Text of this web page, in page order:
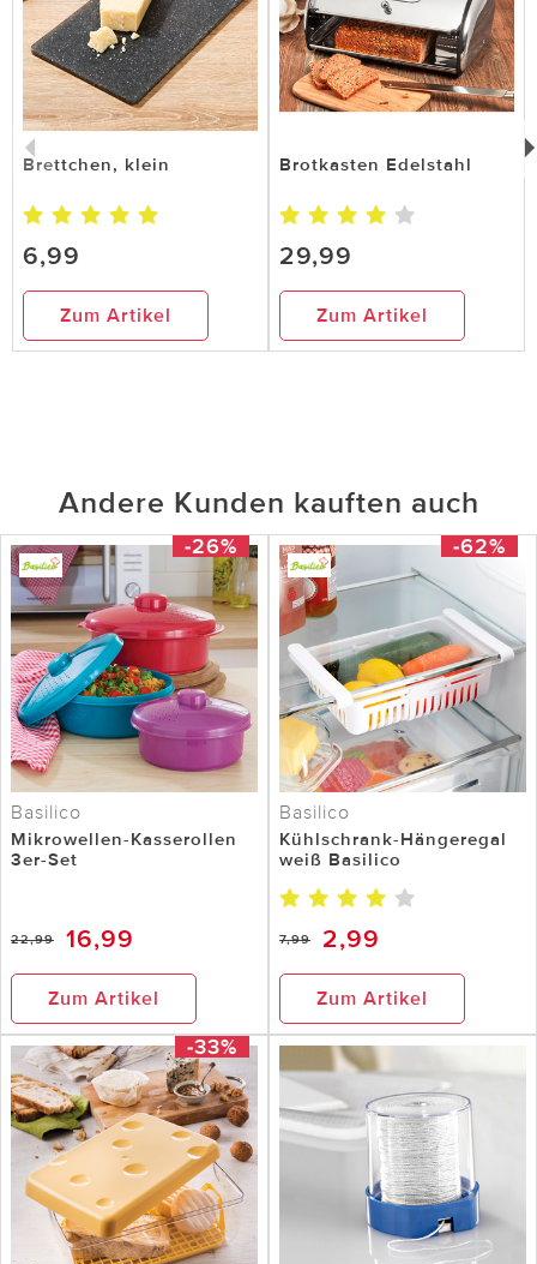
Brettchen, klein
6,99
Zum Artikel
Brotkasten Edelstahl
29,99
Zum Artikel
Andere Kunden kauften auch
-26%
Basilico
Mikrowellen-Kasserollen
3er-Set
22,99 16,99
Zum Artikel
-62%
Basilico
Kühlschrank-Hängeregal
weiß Basilico
7,99 2,99
Zum Artikel
-33%